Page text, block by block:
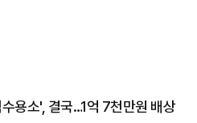
용소', 결국…1억 7천만원 배상